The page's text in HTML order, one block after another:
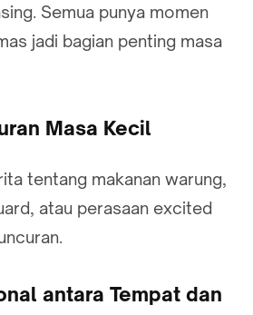
Semua punya momen
jadi bagian penting masa
Masa Kecil
tentang makanan warung,
atau perasaan excited
antara Tempat dan